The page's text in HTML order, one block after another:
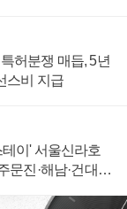
허분쟁 매듭, 5년
스비 지급
이' 서울신라호
문진·해남·건대로